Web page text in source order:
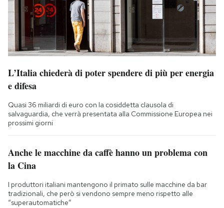
L’Italia chiederà di poter spendere di più per energia
e difesa
Quasi 36 miliardi di euro con la cosiddetta clausola di
salvaguardia, che verrà presentata alla Commissione Europea nei
prossimi giorni
Anche le macchine da caffè hanno un problema con
la Cina
I produttori italiani mantengono il primato sulle macchine da bar
tradizionali, che però si vendono sempre meno rispetto alle
“superautomatiche”